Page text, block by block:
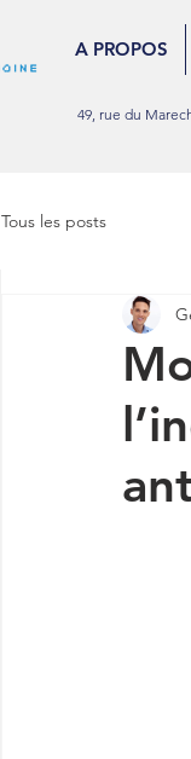
A PROPOS
49, rue du
Tous les posts